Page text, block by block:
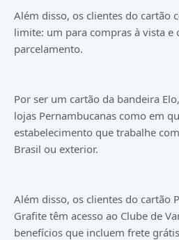
Além disso, os clientes do cartão
limite: um para compras à vista e
parcelamento.
Por ser um cartão da bandeira
lojas Pernambucanas como em
estabelecimento que trabalhe
Brasil ou exterior.
Além disso, os clientes do cartão
Grafite têm acesso ao Clube de
benefícios que incluem frete